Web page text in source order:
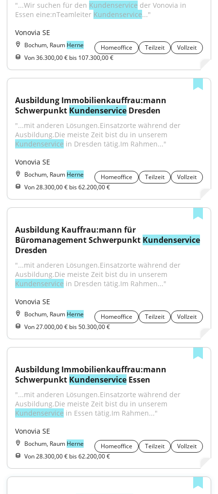
"...Wir suchen für den Kundenservice der Vonovia in
Essen eine:nTeamleiter Kundenservice..."
Vonovia SE
Bochum, Raum Herne Homeoffice Teilzeit
Vollzeit
Von 36.300,00 € bis 107.300,00 €
Ausbildung Immobilienkauffrau:mann
Schwerpunkt Kundenservice Dresden
"...mit anderen Lösungen.Einsatzorte während der
Kundenservice in Dresden tätig.Im Rahmen..."
Vonovia SE
Bochum, Raum Herne Homeoffice Teilzeit
Vollzeit
Von 28.300,00 € bis 62.200,00 €
Ausbildung Kauffrau:mann für
Büromanagement Schwerpunkt Kundenservice
Dresden
"...mit anderen Lösungen.Einsatzorte während der
Kundenservice in Dresden tätig.Im Rahmen..."
Vonovia SE
Bochum, Raum Herne Homeoffice Teilzeit
Vollzeit
Von 27.000,00 € bis 50.300,00 €
Ausbildung Immobilienkauffrau:mann
Schwerpunkt Kundenservice Essen
"...mit anderen Lösungen.Einsatzorte während der
Kundenservice in Essen tätig.Im Rahmen..."
Vonovia SE
Bochum, Raum Herne Homeoffice Teilzeit
Vollzeit
Von 28.300,00 € bis 62.200,00 €